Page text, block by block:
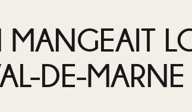
MANGEAIT
DE-MARNE